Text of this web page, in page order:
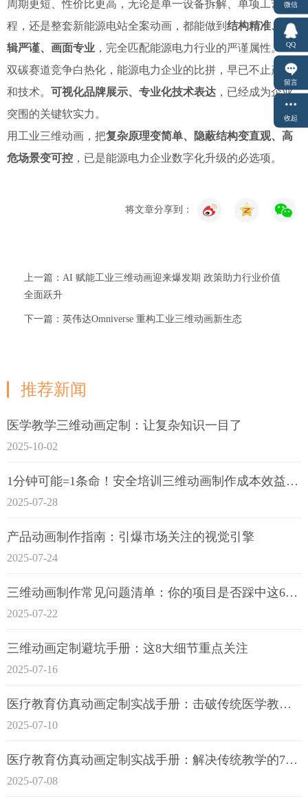
周期更短、性价比更高，无论是单一设备拆解、单项工艺流
程，还是整套新能源电站全案动画，都能做到 结构精准、逻
辑严谨、画面专业 ，完全匹配能源电力行业的严谨属性。
双碳赛道竞争白热化，能源电力企业的比拼，早已不止产品
和技术。 可视化品牌展示、专业化技术表达 ，已经成为企业
突围的关键软实力。
用工业三维动画，把复杂原理变简单、隐蔽结构变直观、高
危场景变可控 ，已是能源电力企业数字化升级的必选项。
将文章分享到：
上一篇：AI 赋能工业三维动画迎来爆发期 政策助力行业价值
全面跃升
下一篇：英伟达Omniverse 重构工业三维动画新生态
推荐新闻
医学教学三维动画定制：让复杂知识一目了
2025-10-02
1分钟可能=1条命！安全培训三维动画制作成本效益深度拆解
2025-07-28
产品动画制作指南：引爆市场关注的视觉引擎
2025-07-24
三维动画制作常见问题清单：你的项目是否踩中这6大技术雷区？
2025-07-22
三维动画定制避坑手册：这8大细节重点关注
2025-07-16
医疗教育仿真动画定制实战手册：击破传统医学教育7大痛点
2025-07-10
医疗教育仿真动画定制实战手册：解决传统教学的7大痛点
2025-07-08
微信
QQ
留言
收起